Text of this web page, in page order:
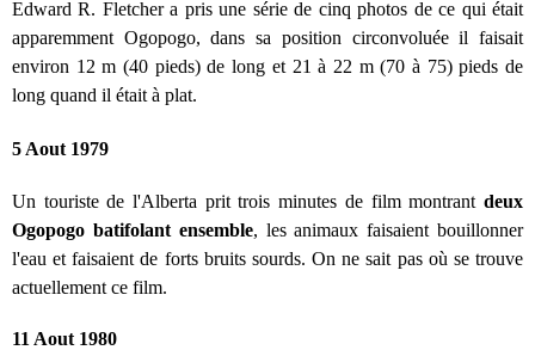
Edward R. Fletcher a pris une série de cinq photos de ce qui était
apparemment Ogopogo, dans sa position circonvoluée il faisait
environ 12 m (40 pieds) de long et 21 à 22 m (70 à 75) pieds de
long quand il était à plat.
5 Aout 1979
Un touriste de l'Alberta prit trois minutes de film montrant deux
Ogopogo batifolant ensemble, les animaux faisaient bouillonner
l'eau et faisaient de forts bruits sourds. On ne sait pas où se trouve
actuellement ce film.
11 Aout 1980